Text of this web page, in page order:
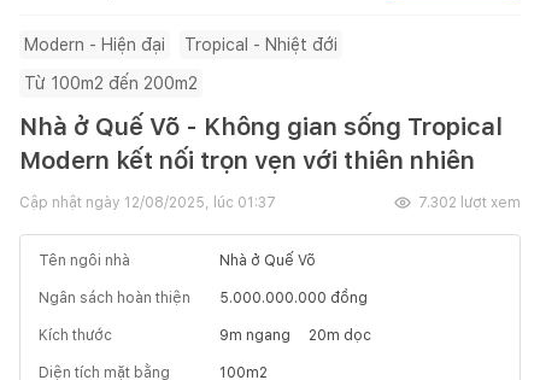
Modern - Hiện đại
Tropical - Nhiệt đới
Từ 100m2 đến 200m2
Nhà ở Quế Võ - Không gian sống Tropical
Modern kết nối trọn vẹn với thiên nhiên
Cập nhật ngày 12/08/2025, lúc 01:37 7.302 lượt xem
Tên ngôi nhà Nhà ở Quế Võ
Ngân sách hoàn thiện 5.000.000.000 đồng
Kích thước 9m ngang 20m dọc
Diện tích mặt bằng 100m2